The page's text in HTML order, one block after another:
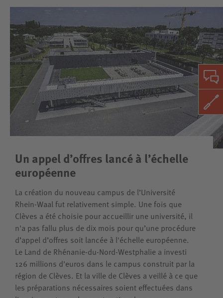
Un appel d’offres lancé à l’échelle
européenne
La création du nouveau campus de l’Université
Rhein-Waal fut relativement simple. Une fois que
Clèves a été choisie pour accueillir une université, il
n'a pas fallu plus de dix mois pour qu’une procédure
d’appel d’offres soit lancée à l'échelle européenne.
Le Land de Rhénanie-du-Nord-Westphalie a investi
126 millions d'euros dans le campus construit par la
région de Clèves. Et la ville de Clèves a veillé à ce que
les préparations nécessaires soient effectuées dans